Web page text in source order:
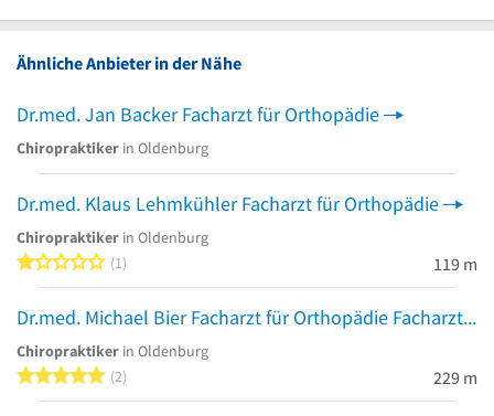
Ähnliche Anbieter in der Nähe
Dr.med. Jan Backer Facharzt für Orthopädie
Chiropraktiker in Oldenburg
Dr.med. Klaus Lehmkühler Facharzt für Orthopädie
Chiropraktiker in Oldenburg
1 von 5 Sternen
1 119 m
Dr.med. Michael Bier Facharzt für Orthopädie Facharzt für Orthopädie
Chiropraktiker in Oldenburg
5 von 5 Sternen
2 229 m